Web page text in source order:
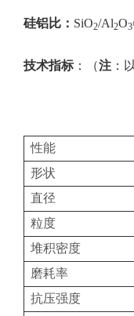
硅铝比： SiO2/Al2O3
技术指标：（注 ：
性能
形状
直径
粒度
堆积密度
磨耗率
抗压强度